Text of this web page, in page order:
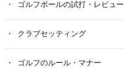
ゴルフボールの試打・レビュー
クラブセッティング
ゴルフのルール・マナー